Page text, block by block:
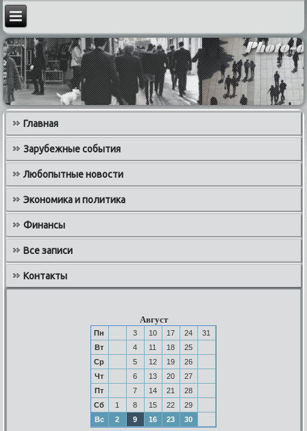
Главная
Зарубежные события
Любопытные новости
Экономика и политика
Финансы
Все записи
Контакты
Август
Пн 3 10 17 24
31
Вт
4 11 18
25
Ср
5 12 19
26
Чт
6 13 20
27
Пт
7 14 21
28
Сб
1 8 15 22
29
Вс
2 9 16 23 30